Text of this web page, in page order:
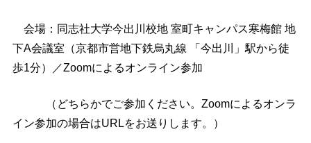
会場：同志社大学今出川校地 室町キャンパス寒梅館 地
下A会議室（京都市営地下鉄烏丸線 「今出川」駅から徒
歩1分）／Zoomによるオンライン参加
（どちらかでご参加ください。Zoomによるオンラ
イン参加の場合はURLをお送りします。）